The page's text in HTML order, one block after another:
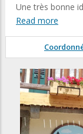
Une très bonne
Read more